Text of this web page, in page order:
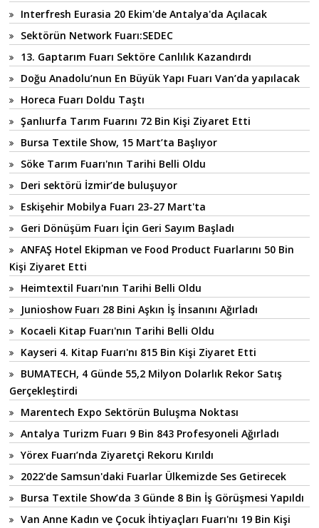
Interfresh Eurasia 20 Ekim'de Antalya'da Açılacak
Sektörün Network Fuarı:SEDEC
13. Gaptarım Fuarı Sektöre Canlılık Kazandırdı
Doğu Anadolu’nun En Büyük Yapı Fuarı Van’da yapılacak
Horeca Fuarı Doldu Taştı
Şanlıurfa Tarım Fuarını 72 Bin Kişi Ziyaret Etti
Bursa Textile Show, 15 Mart’ta Başlıyor
Söke Tarım Fuarı'nın Tarihi Belli Oldu
Deri sektörü İzmir’de buluşuyor
Eskişehir Mobilya Fuarı 23-27 Mart'ta
Geri Dönüşüm Fuarı İçin Geri Sayım Başladı
ANFAŞ Hotel Ekipman ve Food Product Fuarlarını 50 Bin
Kişi Ziyaret Etti
Heimtextil Fuarı'nın Tarihi Belli Oldu
Junioshow Fuarı 28 Bini Aşkın İş İnsanını Ağırladı
Kocaeli Kitap Fuarı'nın Tarihi Belli Oldu
Kayseri 4. Kitap Fuarı'nı 815 Bin Kişi Ziyaret Etti
BUMATECH, 4 Günde 55,2 Milyon Dolarlık Rekor Satış
Gerçekleştirdi
Marentech Expo Sektörün Buluşma Noktası
Antalya Turizm Fuarı 9 Bin 843 Profesyoneli Ağırladı
Yörex Fuarı’nda Ziyaretçi Rekoru Kırıldı
2022'de Samsun'daki Fuarlar Ülkemizde Ses Getirecek
Bursa Textile Show’da 3 Günde 8 Bin İş Görüşmesi Yapıldı
Van Anne Kadın ve Çocuk İhtiyaçları Fuarı'nı 19 Bin Kişi